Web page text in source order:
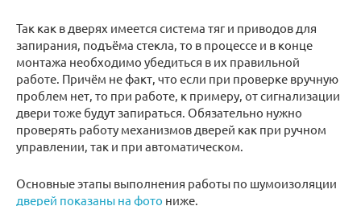
Так как в дверях имеется система тяг и приводов для
запирания, подъёма стекла, то в процессе и в конце
монтажа необходимо убедиться в их правильной
работе. Причём не факт, что если при проверке вручную
проблем нет, то при работе, к примеру, от сигнализации
двери тоже будут запираться. Обязательно нужно
проверять работу механизмов дверей как при ручном
управлении, так и при автоматическом.
Основные этапы выполнения работы по шумоизоляции
дверей показаны на фото ниже.